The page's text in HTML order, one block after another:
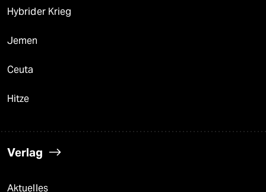
Hybrider Krieg
Jemen
Ceuta
Hitze
Verlag
Aktuelles